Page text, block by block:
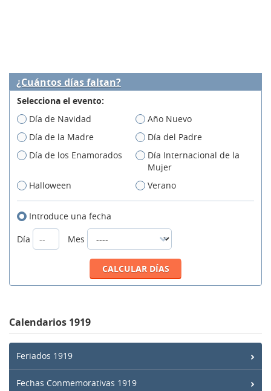
¿Cuántos días faltan?
Selecciona el evento:
Día de Navidad
Año Nuevo
Día de la Madre
Día del Padre
Día de los Enamorados
Día Internacional de la
Mujer
Halloween
Verano
Introduce una fecha
Día
Mes
Calendarios 1919
Feriados 1919
Fechas Conmemorativas 1919